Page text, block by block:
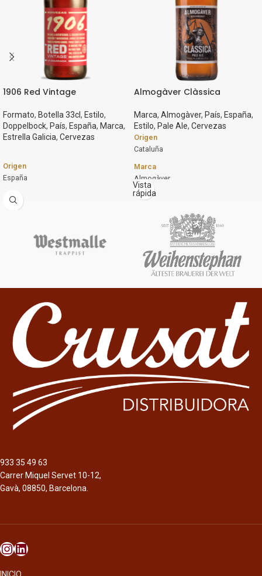
1906 Red Vintage
Formato, Botella 33cl, Estilo,
Doppelbock, País, España, Marca,
Estrella Galicia, Cervezas
Origen
España
Marca
Estrella Galicia
DoppelBock
Graduación Alcohólica
Cerveza roja, tostada e intensa. Con
una graduación alcohólica de 8%
Abv. Sabor intenso proferido por su
malta tostada.
Almogàver Clàssica
Marca, Almogàver, País, España,
Estilo, Pale Ale, Cervezas
Origen
Cataluña
Marca
Almogàver
Estilo
Graduación Alcohólica
Cerveza Pale Ale Clásica con un sólo
lúpulo Cascade. Nacida en Barcelona
hace 10 años. Es refrescante con
cuerpo y sabor intenso, los aromas a
pan dan paso a notas afrutadas y
Vista
rápida
933 35 49 63
Carrer Miquel Servet 10-12,
Gavà, 08850, Barcelona.
INICIO